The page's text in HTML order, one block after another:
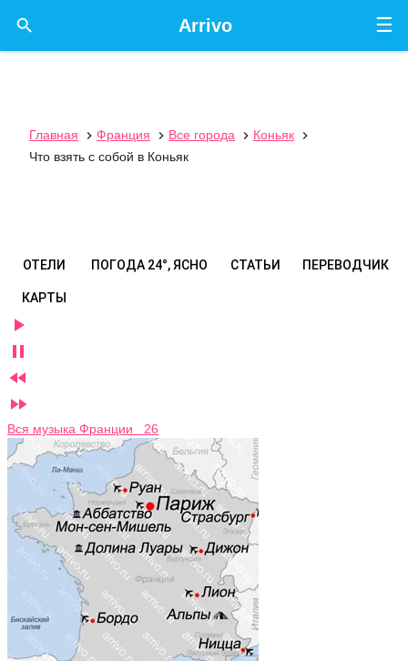
☰
Arrivo

Главная  Франция  Все города  Коньяк

Что взять с собой в Коньяк
ОТЕЛИ ПОГОДА 24°, ЯСНО СТАТЬИ ПЕРЕВОДЧИК
КАРТЫ




Вся музыка Франции 26